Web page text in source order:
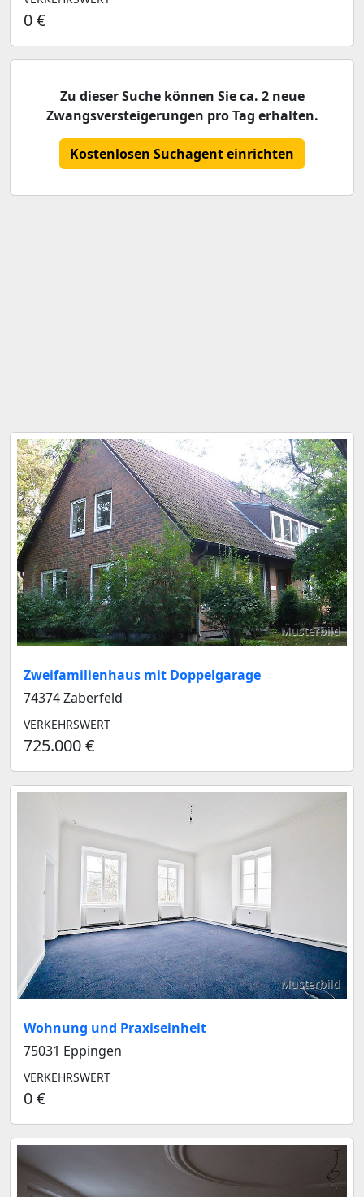
0 €
Zu dieser Suche können Sie ca. 2 neue
Zwangsversteigerungen pro Tag erhalten.
Kostenlosen Suchagent einrichten
Musterbild
Zweifamilienhaus mit Doppelgarage
74374 Zaberfeld
VERKEHRSWERT
725.000 €
Musterbild
Wohnung und Praxiseinheit
75031 Eppingen
VERKEHRSWERT
0 €